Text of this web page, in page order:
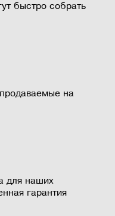
быстро собрать
на
для наших
гарантия